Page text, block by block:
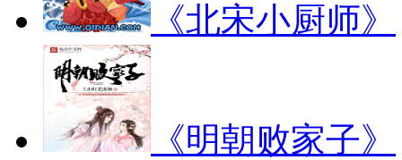
《北宋小厨师》
《明朝败家子》